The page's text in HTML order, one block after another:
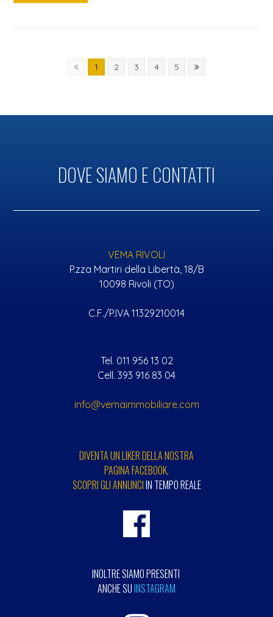
1 2 3 4 5
DOVE SIAMO E CONTATTI
VEMA RIVOLI
P.zza Martiri della Libertà, 18/B
10098 Rivoli (TO)
C.F./P.IVA 11329210014
Tel. 011 956 13 02
Cell. 393 916 83 04
info@vemaimmobiliare.com
DIVENTA UN LIKER DELLA NOSTRA
PAGINA FACEBOOK,
SCOPRI GLI ANNUNCIIN TEMPO REALE
INOLTRE SIAMO PRESENTI
ANCHE SUINSTAGRAM